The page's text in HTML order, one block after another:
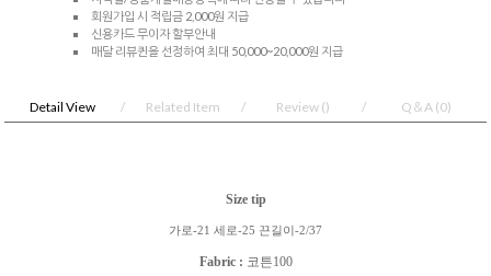
회원가입 시 적립금 2,000원 지급
신용카드 무이자 할부안내
매달 리뷰퀸을 선정하여 최대 50,000~20,000원 지급
Detail View Related Item Review () Q＆A (0)
Size tip
가로-21 세로-25 끈길이-2/37
Fabric : 코튼100